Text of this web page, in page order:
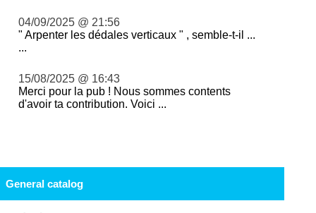
04/09/2025 @ 21:56
" Arpenter les dédales verticaux " , semble-t-il ...
...
15/08/2025 @ 16:43
Merci pour la pub ! Nous sommes contents
d'avoir ta contribution. Voici ...
General catalog